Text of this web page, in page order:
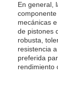
En general,
mecánicas
de pistones
robusta,
resistencia
preferida
rendimiento